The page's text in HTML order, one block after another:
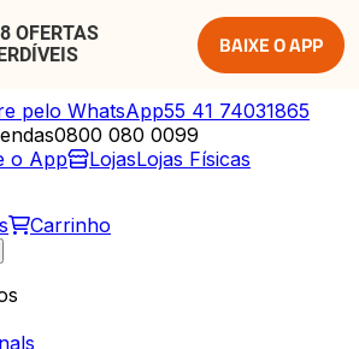
OFERTAS
BAIXE O APP
pelo WhatsApp55 41 74031865
0800 080 0099
o App LojasLojas Físicas
Carrinho